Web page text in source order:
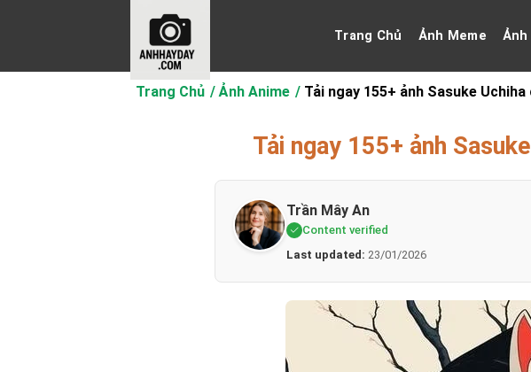
dung
Trang Chủ Ảnh Meme
Trang Chủ Ảnh Anime Tải ngay 155+ ảnh Sasuke
Tải ngay 155+ ảnh
Trần Mây An
Content verified
Last updated: 23/01/2026